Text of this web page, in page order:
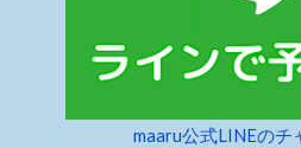
maaru公式LINEのチ